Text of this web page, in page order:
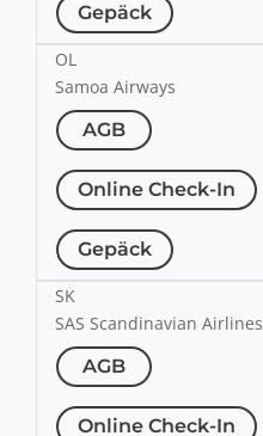
Gepäck
OL
Samoa Airways
AGB
Online Check-In
Gepäck
SK
SAS Scandinavian Airlines
AGB
Online Check-In